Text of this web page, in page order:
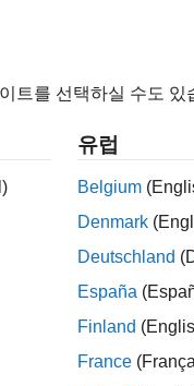
트를 선택하실 수도 있
유럽
Belgium
Denmark
Deutschland
España
Finland
France